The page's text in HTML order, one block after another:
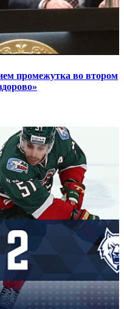
промежутка во втором